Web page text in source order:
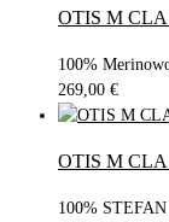
OTIS M
100%
269,00 €
OTIS M
100%